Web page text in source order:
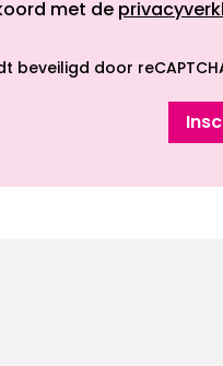
met de
beveiligd door